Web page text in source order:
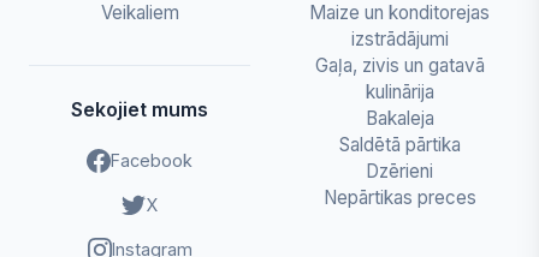
Veikaliem
Sekojiet mums
Facebook
X
Instagram
Maize un konditorejas
izstrādājumi
Gaļa, zivis un gatavā
kulinārija
Bakaleja
Saldētā pārtika
Dzērieni
Nepārtikas preces